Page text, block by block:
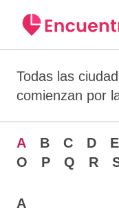
Todas las
comienzan por
A B C D E
O
P Q R
A